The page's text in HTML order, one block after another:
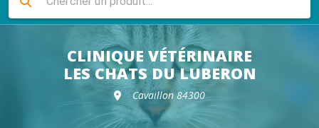
Livraison gratuite en clinique vétérinaire
Retour gratuit en clinique
Sélection de croquettes vétérinaire
CLINIQUE VÉTÉRINAIRE
LES CHATS DU LUBERON
Cavaillon 84300